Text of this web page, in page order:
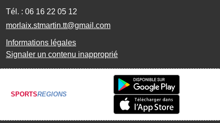
Tél. : 06 16 22 05 12
morlaix.stmartin.tt@gmail.com
Informations légales
Signaler un contenu inapproprié
SPORTSREGIONS